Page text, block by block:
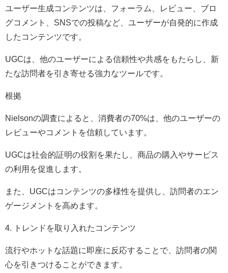
ユーザー生成コンテンツは、フォーラム、レビュー、ブロ
グコメント、SNSでの投稿など、ユーザーが自発的に作成
したコンテンツです。
UGCは、他のユーザーによる信頼性や共感をもたらし、新
たな訪問者を引き寄せる強力なツールです。
根拠
Nielsonの調査によると、消費者の70%は、他のユーザーの
レビューやコメントを信頼しています。
UGCは社会的証明の役割を果たし、商品の購入やサービス
の利用を促進します。
また、UGCはコンテンツの多様性を提供し、訪問者のエン
ゲージメントを高めます。
4. トレンドを取り入れたコンテンツ
流行やホットな話題に即座に反応することで、訪問者の関
心を引きつけることができます。